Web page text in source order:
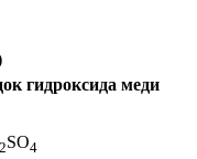
гидроксида меди
2SO4